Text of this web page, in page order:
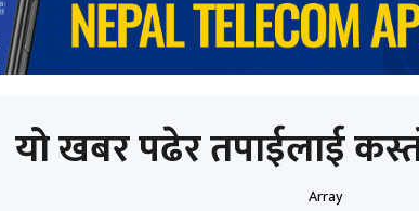
यो खबर पढेर तपाईलाई
Array